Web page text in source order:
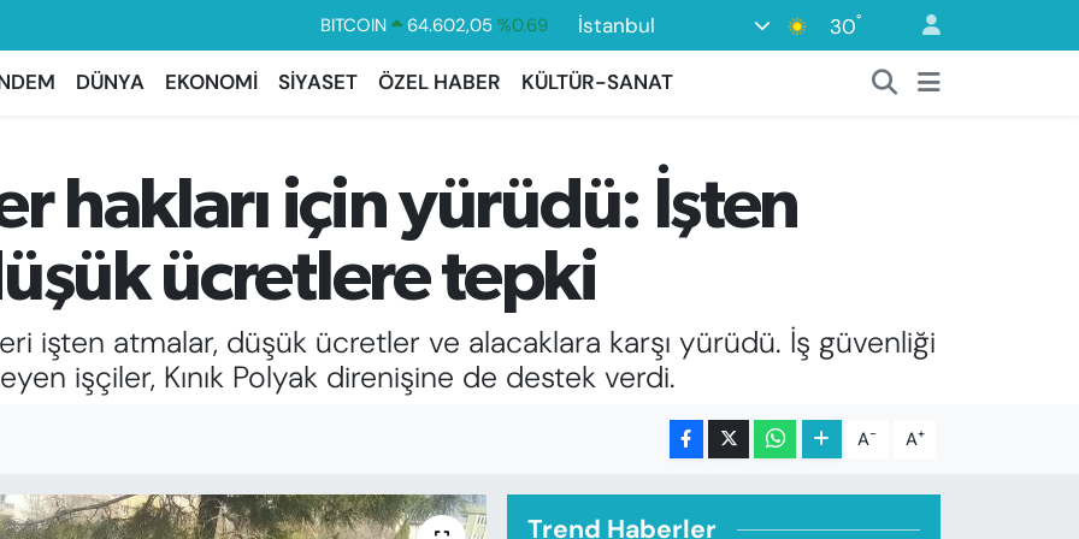
BITCOIN 64.602,05 %0.69
DOLAR
%0.06
GRAM ALTIN
6513.94 %0.32
BİST100
İstanbul 30°
DÜNYA EKONOMİ SİYASET ÖZEL HABER KÜLTÜR-SANAT
hakları için yürüdü: İşten
ücretlere tepki
işten atmalar, düşük ücretler ve alacaklara karşı yürüdü. İş güvenliği
işçiler, Kınık Polyak direnişine de destek verdi.
A- A+
Trend Haberler